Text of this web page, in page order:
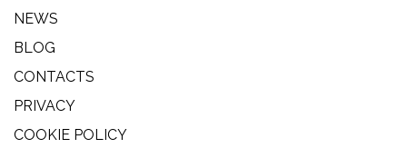
NEWS
BLOG
CONTACTS
PRIVACY
COOKIE POLICY